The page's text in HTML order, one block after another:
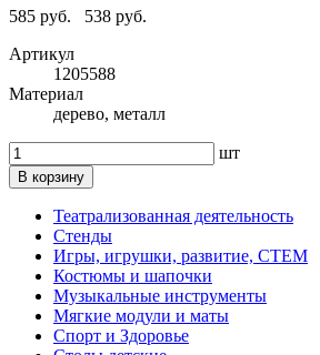
585 руб.
538 руб.
Артикул
1205588
Материал
дерево, металл
шт
В корзину
Театрализованная деятельность
Стенды
Игры, игрушки, развитие, СТЕМ
Костюмы и шапочки
Музыкальные инструменты
Мягкие модули и маты
Спорт и Здоровье